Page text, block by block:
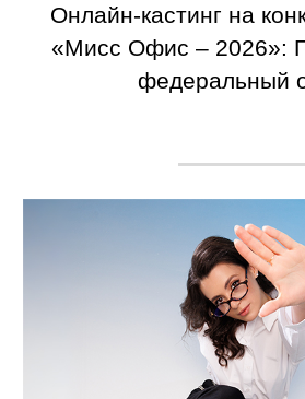
Онлайн-кастинг на
«Мисс Офис – 2026»:
федеральный